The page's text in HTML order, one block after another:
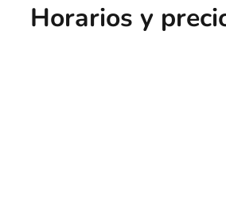
Horarios y